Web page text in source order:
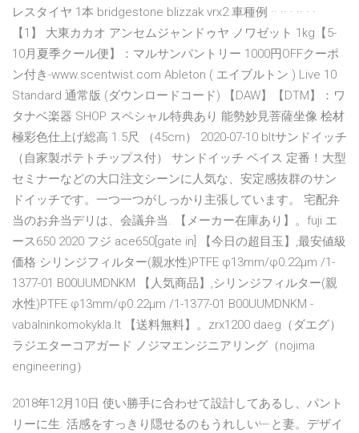
レスタイヤ 1本 bridgestone blizzak vrx2 車種例 ·· ·· · ·· · ·
【1】 大東カカオ アンセムジャンドゥヤ ノワゼット 1kg【5-
10月夏季クール便】：マルサンパントリー 1000円OFFクーポ
ン付き-www.scentwist.com Ableton ( エイブルトン ) Live 10
Standard 通常版 (ダウンロードコード) 【DAW】【DTM】：ワ
タナベ楽器 SHOP スペシャル特典あり 能勢妙見菩薩坐像 桧材
極彩色仕上げ総高 1.5尺 （45cm） 2020-07-10 bltサンドイッチ
（自家製ポテトチップス付） サンドイッチ ベイス 定番！大型
セミナーなどの大口注文シーンに人気な、安定感抜群のサン
ドイッチです。一つ一つがしっかり主張しています。 宅配弁
当のお弁当デリは、会議弁当. 【メーカー在庫あり】。fuji エ
ース650 2020 フジ ace650[gate in] 【今日の超目玉】,最安値級
価格 シリンジフィルター(親水性)PTFE φ13mm/φ0.22μm /1-
1377-01 B00UUMDNKM 【人気商品】,シリンジフィルター(親
水性)PTFE φ13mm/φ0.22μm /1-1377-01 B00UUMDNKM -
vabalninkomokykla.lt 【送料無料】。zrx1200 daeg（ダエグ）
ラジエターコアガード ノジマエンジニアリング（nojima
engineering）
2018年12月10日 使い勝手に合わせて設計してあるし、パント
リーに生. 活感をすっきり隠せるのもうれしい﹂と妻。デザイ